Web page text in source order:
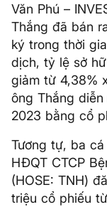
Văn Phú –
Thắng đã bán
ký trong thời
dịch, tỷ lệ sở
giảm từ 4,38%
ông Thắng
2023 bằng cổ
Tương tự, ba
HĐQT CTCP
(HOSE: TNH)
triệu cổ phiếu